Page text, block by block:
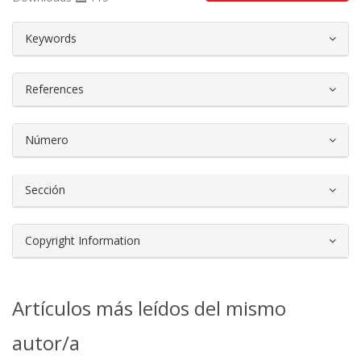
Keywords
References
Número
Sección
Copyright Information
Artículos más leídos del mismo
autor/a